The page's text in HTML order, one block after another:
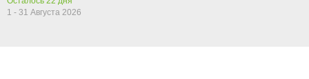
1 - 31 Августа 2026